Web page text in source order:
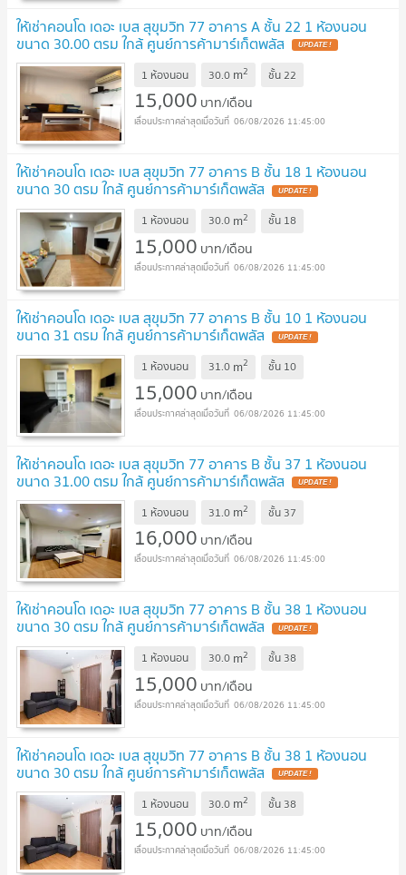
ให้เช่าคอนโด เดอะ เบส สุขุมวิท 77 อาคาร A ชั้น 22 1 ห้องนอน
ขนาด 30.00 ตรม ใกล้ ศูนย์การค้ามาร์เก็ตพลัส
1 ห้องนอน 30.0 m2 ชั้น22
15,000 บาท/เดือน
06/08/2026 11:45:00
ให้เช่าคอนโด เดอะ เบส สุขุมวิท 77 อาคาร B ชั้น 18 1 ห้องนอน
ขนาด 30 ตรม ใกล้ ศูนย์การค้ามาร์เก็ตพลัส
1 ห้องนอน 30.0 m2 ชั้น 18
15,000 บาท/เดือน
06/08/2026 11:45:00
ให้เช่าคอนโด เดอะ เบส สุขุมวิท 77 อาคาร B ชั้น 10 1 ห้องนอน
ขนาด 31 ตรม ใกล้ ศูนย์การค้ามาร์เก็ตพลัส
1 ห้องนอน 31.0 m2 ชั้น 10
15,000 บาท/เดือน
06/08/2026 11:45:00
ให้เช่าคอนโด เดอะ เบส สุขุมวิท 77 อาคาร B ชั้น 37 1 ห้องนอน
ขนาด 31.00 ตรม ใกล้ ศูนย์การค้ามาร์เก็ตพลัส
1 ห้องนอน 31.0 m2 ชั้น 37
16,000 บาท/เดือน
06/08/2026 11:45:00
ให้เช่าคอนโด เดอะ เบส สุขุมวิท 77 อาคาร B ชั้น 38 1 ห้องนอน
ขนาด 30 ตรม ใกล้ ศูนย์การค้ามาร์เก็ตพลัส
1 ห้องนอน 30.0 m2 ชั้น 38
15,000 บาท/เดือน
06/08/2026 11:45:00
ให้เช่าคอนโด เดอะ เบส สุขุมวิท 77 อาคาร B ชั้น 38 1 ห้องนอน
ขนาด 30 ตรม ใกล้ ศูนย์การค้ามาร์เก็ตพลัส
1 ห้องนอน 30.0 m2 ชั้น 38
15,000 บาท/เดือน
06/08/2026 11:45:00